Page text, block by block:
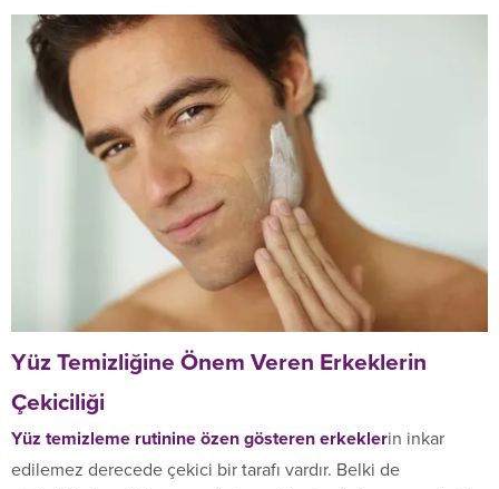
Yüz Temizliğine Önem Veren Erkeklerin
Çekiciliği
Yüz temizleme rutinine özen gösteren erkeklerin inkar
edilemez derecede çekici bir tarafı vardır. Belki de